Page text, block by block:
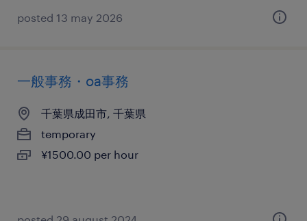
posted 13 may 2026
一般事務・oa事務
千葉県成田市, 千葉県
temporary
¥1500.00 per hour